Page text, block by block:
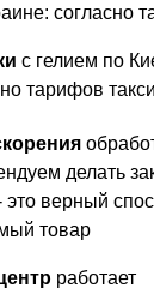
согласно
с гелием по
тарифов такси
делать
это верный
товар
работает